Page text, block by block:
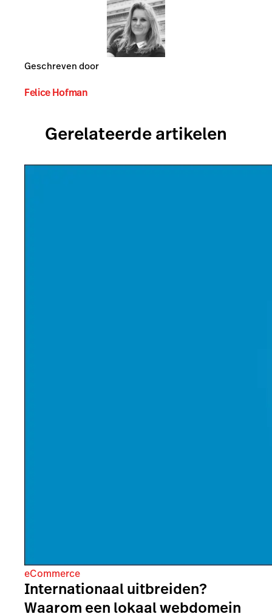
Geschreven door
Felice Hofman
Gerelateerde artikelen
eCommerce
Internationaal uitbreiden?
Waarom een lokaal webdomein